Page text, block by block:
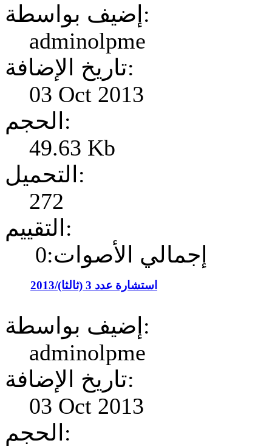
إضيف بواسطة:
adminolpme
تاريخ الإضافة:
03 Oct 2013
الحجم:
49.63 Kb
التحميل:
272
التقييم:
إجمالي الأصوات:0
استشارة عدد 3 (ثالثا)/2013
إضيف بواسطة:
adminolpme
تاريخ الإضافة:
03 Oct 2013
الحجم: